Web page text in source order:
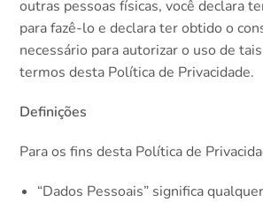
outras pessoas físicas, você declara
para fazê-lo e declara ter obtido o
necessário para autorizar o uso de
termos desta Política de Privacidade.
Definições
Para os fins desta Política de
“Dados Pessoais” significa